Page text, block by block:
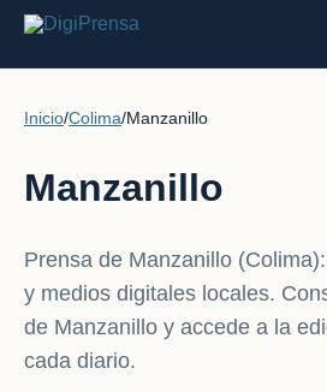
Inicio/Colima/Manzanillo
Manzanillo
Prensa de Manzanillo
y medios digitales locales.
de Manzanillo y accede a la
cada diario.